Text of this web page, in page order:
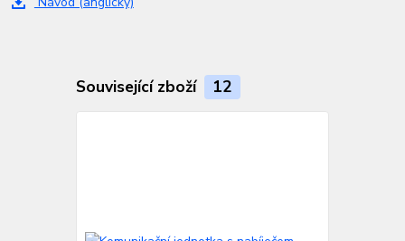
Související zboží 12